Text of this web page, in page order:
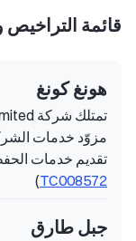
قائمة التراخيص
هونغ كونغ
تقديم خدمات
TC008572
)
جبل طارق